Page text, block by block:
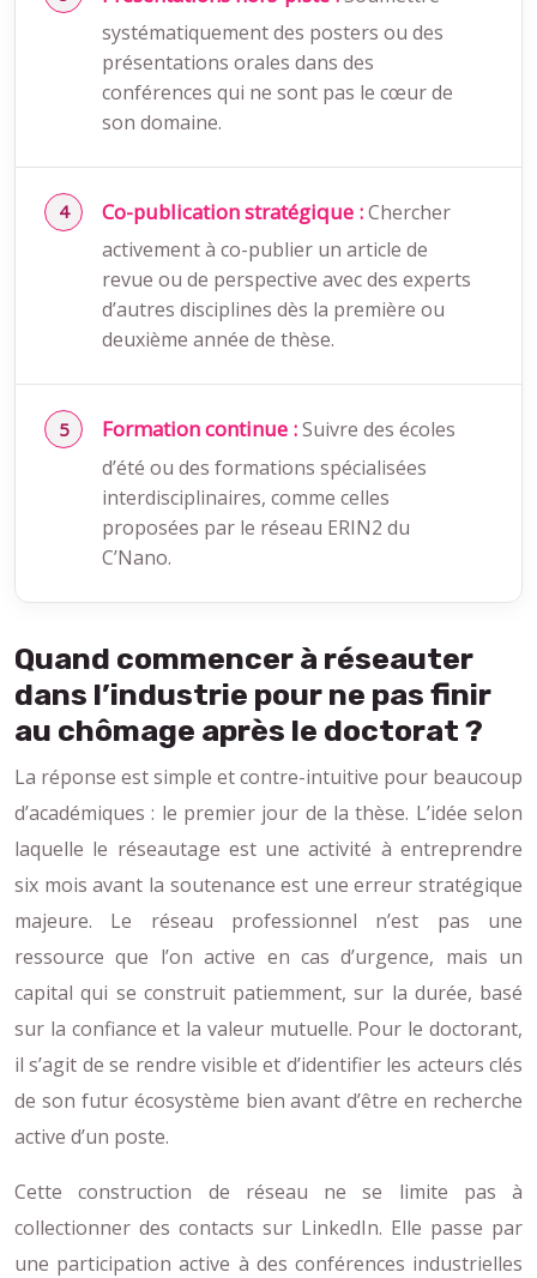
systématiquement des posters ou des
présentations orales dans des
conférences qui ne sont pas le cœur de
son domaine.
Co-publication stratégique :Chercher
activement à co-publier un article de
revue ou de perspective avec des experts
d’autres disciplines dès la première ou
deuxième année de thèse.
Formation continue :Suivre des écoles
d’été ou des formations spécialisées
interdisciplinaires, comme celles
proposées par le réseau ERIN2 du
C’Nano.
Quand commencer à réseauter
dans l’industrie pour ne pas finir
au chômage après le doctorat ?
La réponse est simple et contre-intuitive pour beaucoup
d’académiques : le premier jour de la thèse. L’idée selon
laquelle le réseautage est une activité à entreprendre
six mois avant la soutenance est une erreur stratégique
majeure. Le réseau professionnel n’est pas une
ressource que l’on active en cas d’urgence, mais un
capital qui se construit patiemment, sur la durée, basé
sur la confiance et la valeur mutuelle. Pour le doctorant,
il s’agit de se rendre visible et d’identifier les acteurs clés
de son futur écosystème bien avant d’être en recherche
active d’un poste.
Cette construction de réseau ne se limite pas à
collectionner des contacts sur LinkedIn. Elle passe par
une participation active à des conférences industrielles